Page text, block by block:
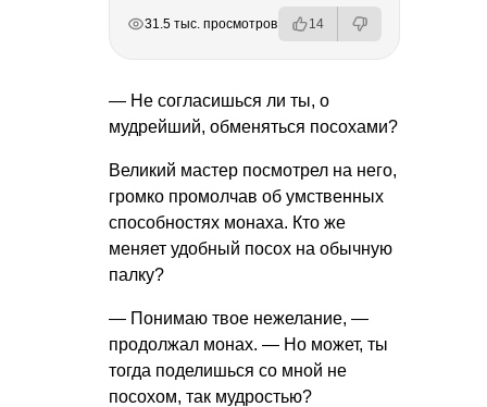
31.5 тыс. просмотров 14
— Не согласишься ли ты, о
мудрейший, обменяться посохами?
Великий мастер посмотрел на него,
громко промолчав об умственных
способностях монаха. Кто же
меняет удобный посох на обычную
палку?
— Понимаю твое нежелание, —
продолжал монах. — Но может, ты
тогда поделишься со мной не
посохом, так мудростью?